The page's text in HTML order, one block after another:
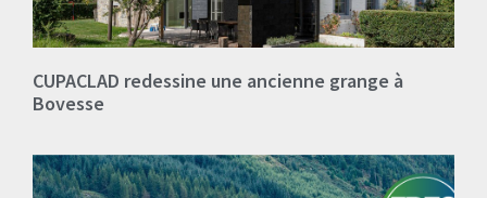
CUPACLAD redessine une ancienne grange à
Bovesse